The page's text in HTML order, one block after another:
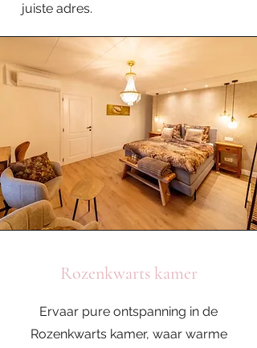
juiste adres.
Rozenkwarts kamer
Ervaar pure ontspanning in de
Rozenkwarts kamer, waar warme